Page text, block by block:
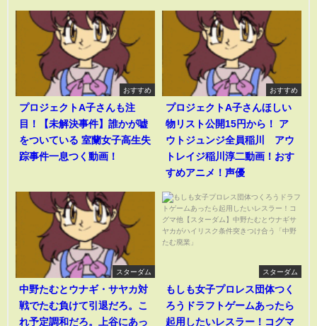
おすすめ
プロジェクトA子さんも注
目！【未解決事件】誰かが嘘
をついている 室蘭女子高生失
踪事件一息つく動画！
おすすめ
プロジェクトA子さんほしい
物リスト公開15円から！ ア
ウトジュンジ全員稲川 アウ
トレイジ稲川淳二動画！おす
すめアニメ！声優
スターダム
中野たむとウナギ・サヤカ対
戦でたむ負けて引退だろ。こ
れ予定調和だろ。上谷にあっ
スターダム
もしも女子プロレス団体つく
ろうドラフトゲームあったら
起用したいレスラー！コグマ